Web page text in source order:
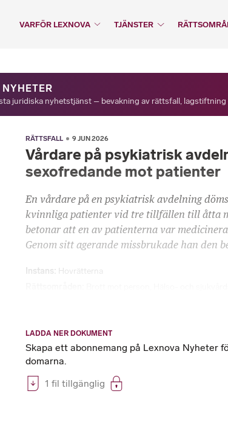
VARFÖR LEXNOVA TJÄNSTER
juridiska nyhetstjänst – bevakning av rättsfall,
RÄTTSFALL 9 JUN 2026
Vårdare på psykiatrisk
sexofredande mot patienter
En vårdare på en psykiatrisk avdelning
kvinnliga patienter vid tre tillfällen till åtta
betonar att en av patienterna var
Genom sitt agerande missbrukade han den
Instans Hovrätterna
LADDA NER DOKUMENT
Skapa ett abonnemang på Lexnova Nyheter
domarna.
1 fil tillgänglig